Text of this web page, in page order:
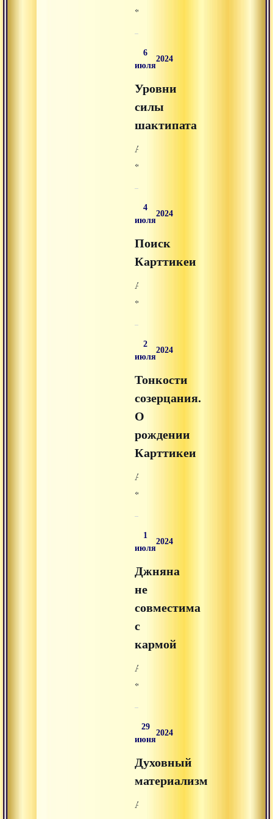
«Восхваление
раздела
на
Advayta.org.
6
июля
2024
Уровни
силы
шактипата
Аудиолекция
«Уровни
из
«аудиолекции»
на
4
июля
2024
Поиск
Карттикеи
Аудиолекция
«Поиск
раздела
на
Advayta.org.
2
июля
2024
Тонкости
созерцания.
О
рождении
Карттикеи
Аудиолекция
«Тонкости
рождении
из
раздела
1
июля
2024
Джняна
не
совместима
с
кармой
Аудиолекция
«Джняна
из
раздела
на
29
июня
2024
Духовный
материализм
Аудиолекция